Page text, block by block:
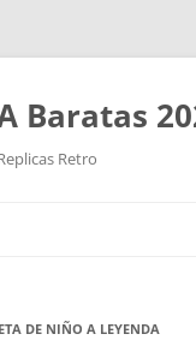
Baratas
Retro
DE NIÑO A LEYENDA